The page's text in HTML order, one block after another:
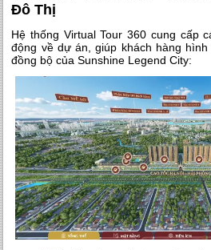
Đô Thị
Hệ thống Virtual Tour 360 cung cấp
động về dự án, giúp khách hàng
đồng bộ của Sunshine Legend City: